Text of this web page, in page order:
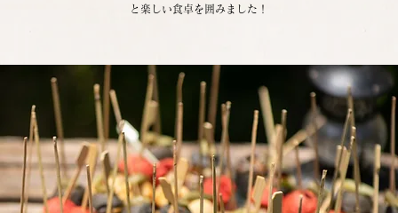
と楽しい食卓を囲みました！